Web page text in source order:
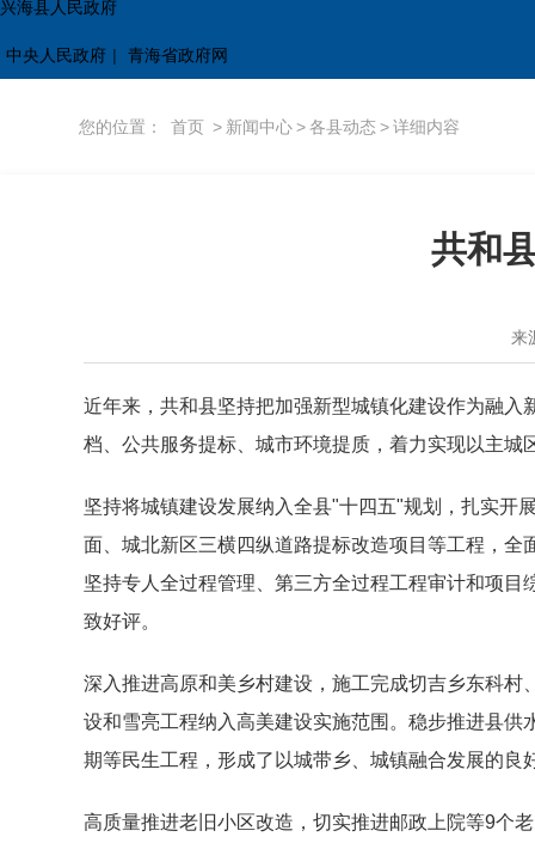
兴海县人民政府
中央人民政府 | 青海省政府网
您的位置： 首页 > 新闻中心> 各县动态>详细内容
共和
来
近年来，共和县坚持把加强新型城镇化建设作为融
档、公共服务提标、城市环境提质，着力实现以主
坚持将城镇建设发展纳入全县"十四五"规划，扎实开
面、城北新区三横四纵道路提标改造项目等工程，
坚持专人全过程管理、第三方全过程工程审计和项
致好评。
深入推进高原和美乡村建设，施工完成切吉乡东科
设和雪亮工程纳入高美建设实施范围。稳步推进县
期等民生工程，形成了以城带乡、城镇融合发展的良
高质量推进老旧小区改造，切实推进邮政上院等9个